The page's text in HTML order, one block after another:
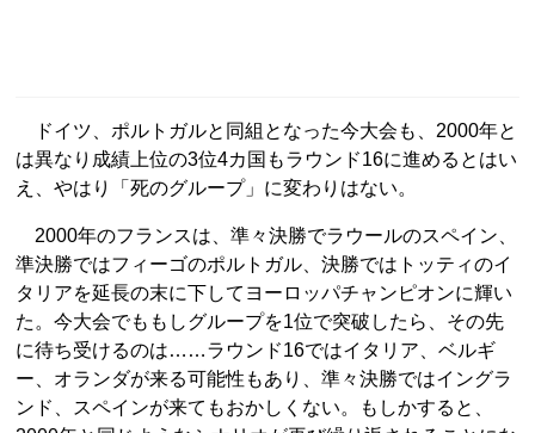
ドイツ、ポルトガルと同組となった今大会も、2000年と
は異なり成績上位の3位4カ国もラウンド16に進めるとはい
え、やはり「死のグループ」に変わりはない。
2000年のフランスは、準々決勝でラウールのスペイン、
準決勝ではフィーゴのポルトガル、決勝ではトッティのイ
タリアを延長の末に下してヨーロッパチャンピオンに輝い
た。今大会でももしグループを1位で突破したら、その先
に待ち受けるのは……ラウンド16ではイタリア、ベルギ
ー、オランダが来る可能性もあり、準々決勝ではイングラ
ンド、スペインが来てもおかしくない。もしかすると、